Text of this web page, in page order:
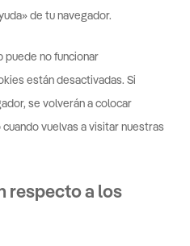
de tu navegador.
puede no funcionar
están desactivadas. Si
se volverán a colocar
vuelvas a visitar nuestras
respecto a los